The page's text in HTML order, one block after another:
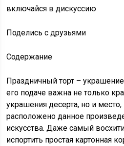
включайся в дискуссию
Поделись с друзьями
Содержание
Праздничный торт –
его подаче важна не только
украшения десерта, но и
расположено данное
искусства. Даже самый
испортить простая картонная